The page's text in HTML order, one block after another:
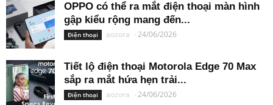
OPPO có thể ra mắt điện thoại màn hình
gập kiểu rộng mang đến...
Điện thoại aozora -24/06/2026
Tiết lộ điện thoại Motorola Edge 70 Max
sắp ra mắt hứa hẹn trải...
Điện thoại aozora -24/06/2026